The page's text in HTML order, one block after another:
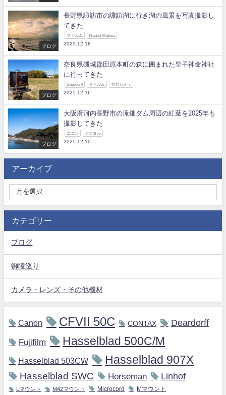
ブログ
長野県諏訪市の諏訪湖に行き湖の風景を写真撮影し
てきた
フィルム Plaubel Makina
2025.12.18
ブログ
奈良県磯城郡田原本町の森に囲まれた皇子神命神社
に行ってきた
Deardorff フィルム 大判カメラ
2025.12.16
ブログ
大阪府河内長野市の滝畑ダム周辺の紅葉を2025年も
撮影してきた
ニコン デジタル
2025.12.10
アーカイブ
カテゴリー
ブログ
御陵巡り
カメラ・レンズ・その他機材
Canon CFVII 50C CONTAX Deardorff
Fujifilm Hasselblad 500C/M
Hasselblad 503CW Hasselblad 907X
Hasselblad SWC Horseman Linhof
Lマウント M42マウント Microcord Mマウント